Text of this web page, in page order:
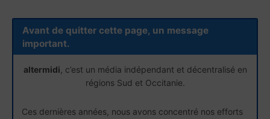
Avant de quitter cette page, un message
important.
altermidi , c’est un média indépendant et décentralisé en
régions Sud et Occitanie.
Ces dernières années, nous avons concentré nos efforts